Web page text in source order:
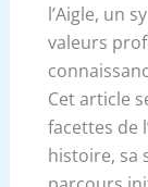
l’Aigle, un
valeurs
Cet article
facettes de
histoire, sa